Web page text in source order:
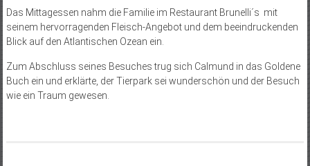
Das Mittagessen nahm die Familie im Restaurant Brunelli´s mit
seinem hervorragenden Fleisch-Angebot und dem beeindruckenden
Blick auf den Atlantischen Ozean ein.
Zum Abschluss seines Besuches trug sich Calmund in das Goldene
Buch ein und erklärte, der Tierpark sei wunderschön und der Besuch
wie ein Traum gewesen.